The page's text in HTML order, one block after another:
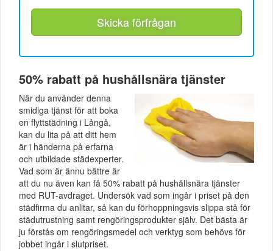
Skicka förfrågan
50% rabatt på hushållsnära tjänster
När du använder denna
smidiga tjänst för att boka
en flyttstädning i Långå,
kan du lita på att ditt hem
är i händerna på erfarna
och utbildade städexperter.
Vad som är ännu bättre är
att du nu även kan få 50% rabatt på hushållsnära tjänster
med RUT-avdraget. Undersök vad som ingår i priset på den
städfirma du anlitar, så kan du förhoppningsvis slippa stå för
städutrustning samt rengöringsprodukter själv. Det bästa är
ju förstås om rengöringsmedel och verktyg som behövs för
jobbet ingår i slutpriset.